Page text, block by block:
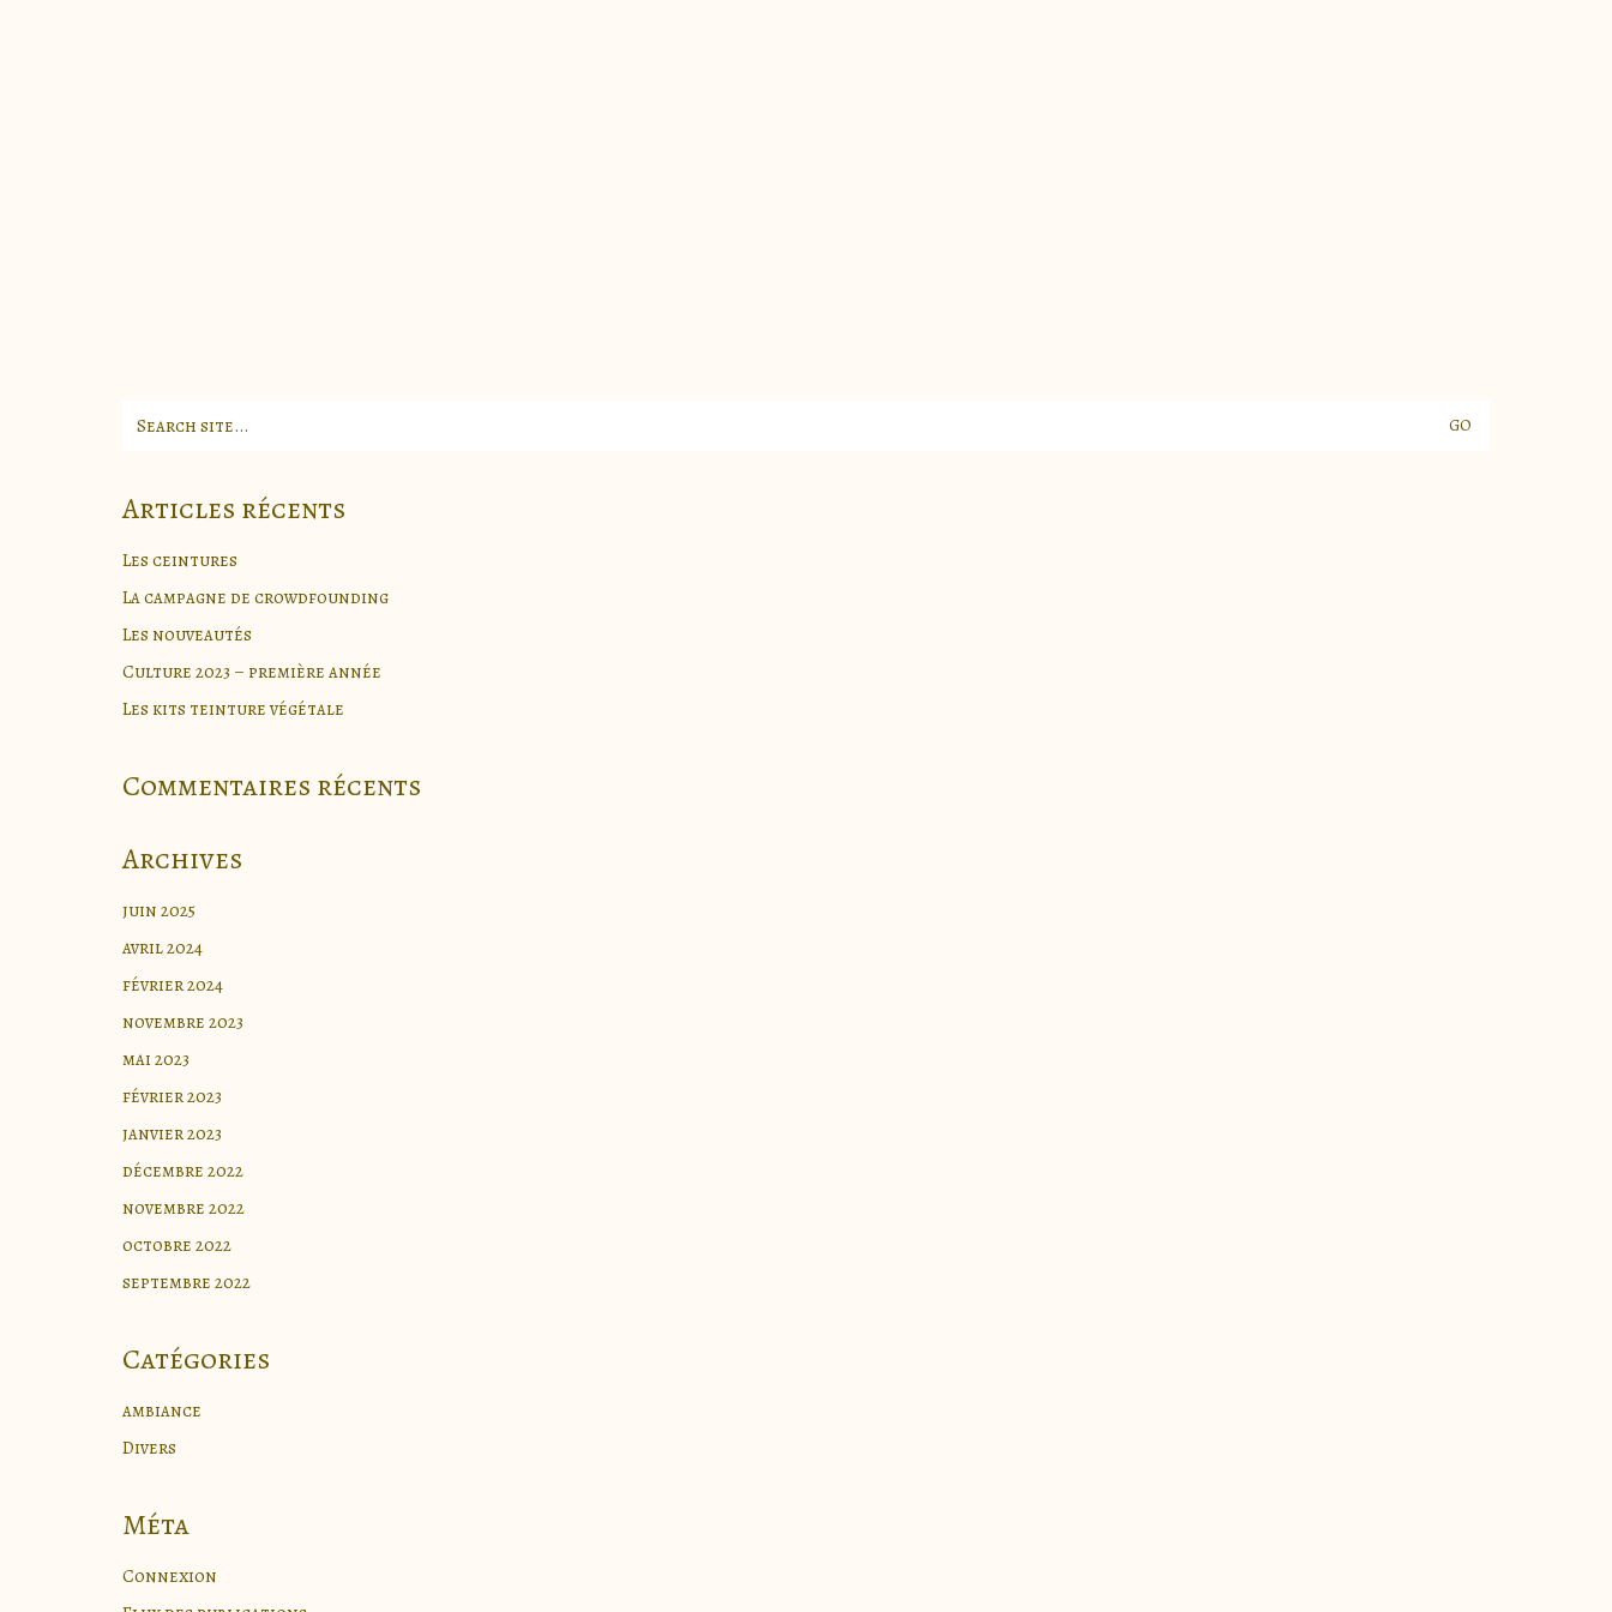
for:
Articles récents
Les ceintures
La campagne de crowdfounding
Les nouveautés
Culture 2023 – première année
Les kits teinture végétale
Commentaires récents
Archives
juin 2025
avril 2024
février 2024
novembre 2023
mai 2023
février 2023
janvier 2023
décembre 2022
novembre 2022
octobre 2022
septembre 2022
Catégories
ambiance
Divers
Méta
Connexion